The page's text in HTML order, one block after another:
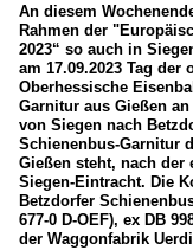
An diesem
Rahmen der
2023“ so auch in
am 17.09.2023 Tag
Oberhessische
Garnitur aus Gießen
von Siegen nach
Schienenbus-Garnitur
Gießen steht, nach der
Siegen-Eintracht. Die
Betzdorfer
677-0 D-OEF), ex DB
der Waggonfabrik